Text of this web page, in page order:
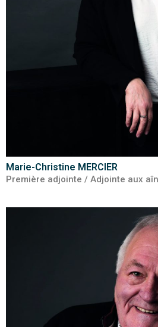
Marie-Christine MERCIER
Première adjointe / Adjointe aux